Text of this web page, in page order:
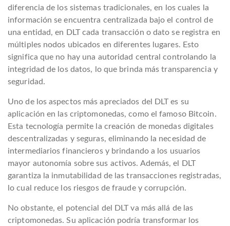
diferencia de los sistemas tradicionales, en los cuales la
información se encuentra centralizada bajo el control de
una entidad, en DLT cada transacción o dato se registra en
múltiples nodos ubicados en diferentes lugares. Esto
significa que no hay una autoridad central controlando la
integridad de los datos, lo que brinda más transparencia y
seguridad.
Uno de los aspectos más apreciados del DLT es su
aplicación en las criptomonedas, como el famoso Bitcoin.
Esta tecnología permite la creación de monedas digitales
descentralizadas y seguras, eliminando la necesidad de
intermediarios financieros y brindando a los usuarios
mayor autonomía sobre sus activos. Además, el DLT
garantiza la inmutabilidad de las transacciones registradas,
lo cual reduce los riesgos de fraude y corrupción.
No obstante, el potencial del DLT va más allá de las
criptomonedas. Su aplicación podría transformar los